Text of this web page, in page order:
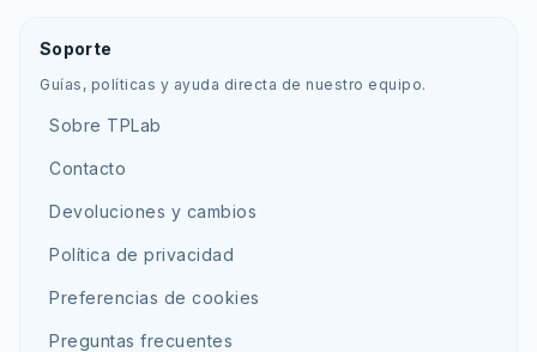
Soporte
Guías, políticas y ayuda directa de nuestro equipo.
Sobre TPLab
Contacto
Devoluciones y cambios
Política de privacidad
Preferencias de cookies
Preguntas frecuentes